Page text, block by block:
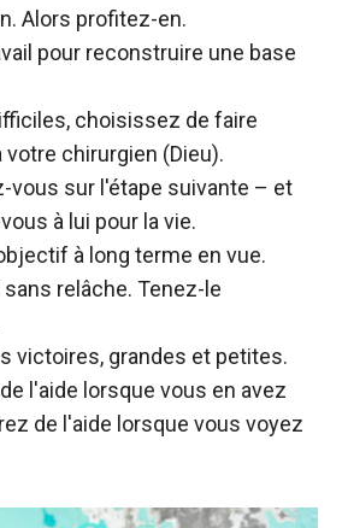
Alors profitez-en.
pour reconstruire une base
choisissez de faire
votre chirurgien (Dieu).
vous sur l'étape suivante – et
à lui pour la vie.
à long terme en vue.
relâche. Tenez-le
victoires, grandes et petites.
l'aide lorsque vous en avez
de l'aide lorsque vous voyez